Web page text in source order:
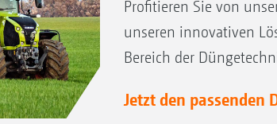
Profitieren Sie von
unseren innovativen
Bereich der
Jetzt den passenden